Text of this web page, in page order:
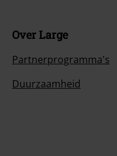
Over Large
Partnerprogramma's
Duurzaamheid